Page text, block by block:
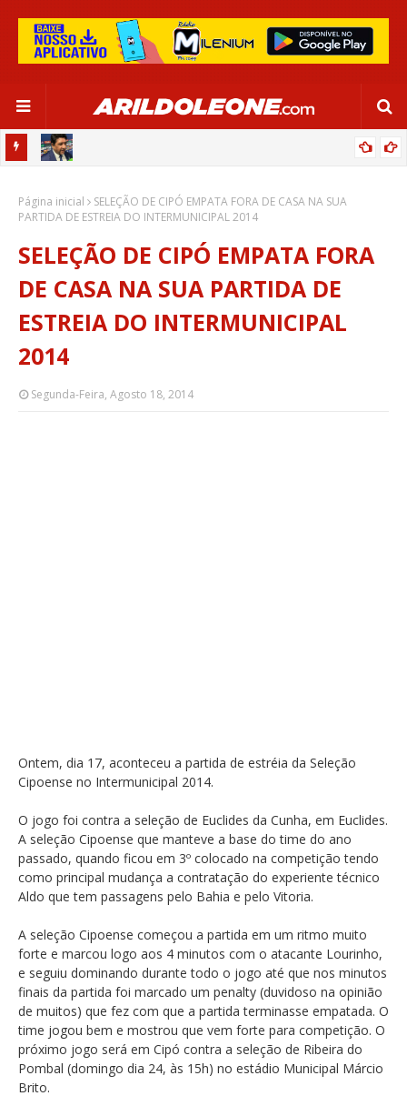
“SATISFAÇÃO MUITO GRANDE”
Página inicial
SELEÇÃO DE CIPÓ EMPATA FORA DE CASA NA SUA
PARTIDA DE ESTREIA DO INTERMUNICIPAL 2014
SELEÇÃO DE CIPÓ EMPATA FORA
DE CASA NA SUA PARTIDA DE
ESTREIA DO INTERMUNICIPAL
2014
Segunda-Feira, Agosto 18, 2014
Ontem, dia 17, aconteceu a partida de estréia da Seleção
Cipoense no Intermunicipal 2014.
O jogo foi contra a seleção de Euclides da Cunha, em Euclides.
A seleção Cipoense que manteve a base do time do ano
passado, quando ficou em 3º colocado na competição tendo
como principal mudança a contratação do experiente técnico
Aldo que tem passagens pelo Bahia e pelo Vitoria.
A seleção Cipoense começou a partida em um ritmo muito
forte e marcou logo aos 4 minutos com o atacante Lourinho,
e seguiu dominando durante todo o jogo até que nos minutos
finais da partida foi marcado um penalty (duvidoso na opinião
de muitos) que fez com que a partida terminasse empatada. O
time jogou bem e mostrou que vem forte para competição. O
próximo jogo será em Cipó contra a seleção de Ribeira do
Pombal (domingo dia 24, às 15h) no estádio Municipal Márcio
Brito.